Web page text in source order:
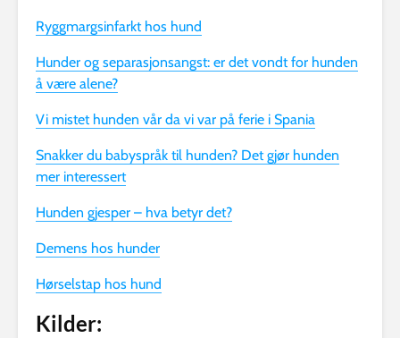
Ryggmargsinfarkt hos hund
Hunder og separasjonsangst: er det vondt for hunden
å være alene?
Vi mistet hunden vår da vi var på ferie i Spania
Snakker du babyspråk til hunden? Det gjør hunden
mer interessert
Hunden gjesper – hva betyr det?
Demens hos hunder
Hørselstap hos hund
Kilder: